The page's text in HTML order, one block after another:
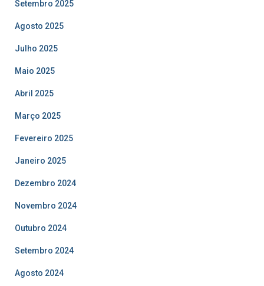
Setembro 2025
Agosto 2025
Julho 2025
Maio 2025
Abril 2025
Março 2025
Fevereiro 2025
Janeiro 2025
Dezembro 2024
Novembro 2024
Outubro 2024
Setembro 2024
Agosto 2024